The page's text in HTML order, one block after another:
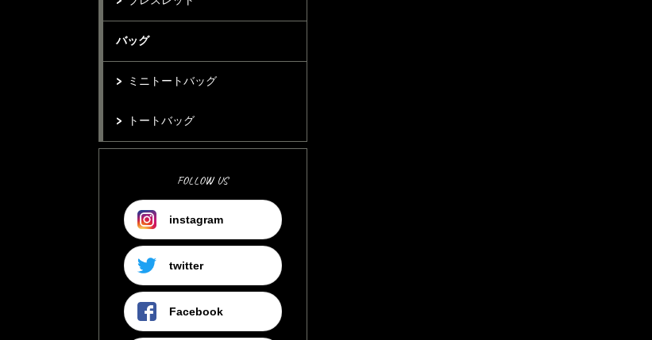
バッグ
ミニトートバッグ
トートバッグ
FOLLOW US
instagram
twitter
Facebook